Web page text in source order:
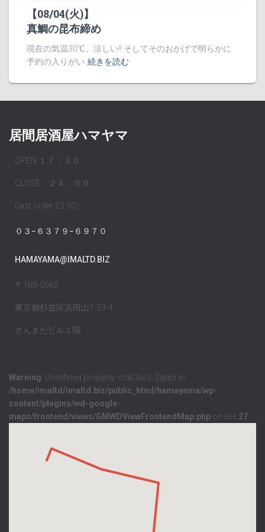
【08/04(火)】
真鯛の昆布締め
現在の気温30℃、涼しい!! そしてそのおかげで明らかに
予約の入りがい 続きを読む
居間居酒屋ハマヤマ
OPEN １７：３０
CLOSE ２４：００
(last order 23:00)
０３−６３７９−６９７０
HAMAYAMA@IMALTD.BIZ
〒168-0065
東京都杉並区浜田山1-23-4
さんまたビル１階
Warning: Undefined property: stdClass::$gdpr in
/home/imaltd/imaltd.biz/public_html/hamayama/wp-
content/plugins/wd-google-
maps/frontend/views/GMWDViewFrontendMap.php on line 27